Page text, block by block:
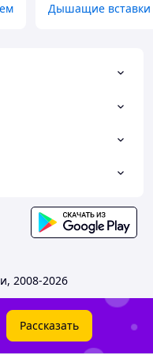
Дышащие вставки
2008-2026
Рассказать